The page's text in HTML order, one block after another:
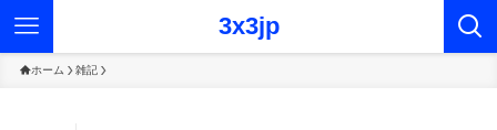
3x3jp
ホーム 雑記